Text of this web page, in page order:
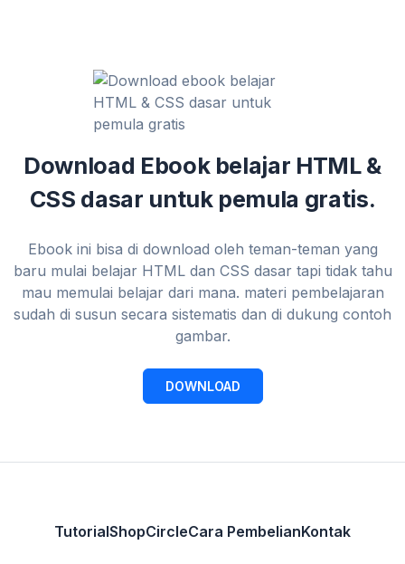
Download Ebook belajar HTML &
CSS dasar untuk pemula gratis.
Ebook ini bisa di download oleh teman-teman yang
baru mulai belajar HTML dan CSS dasar tapi tidak tahu
mau memulai belajar dari mana. materi pembelajaran
sudah di susun secara sistematis dan di dukung contoh
gambar.
DOWNLOAD
TutorialShopCircleCara PembelianKontak